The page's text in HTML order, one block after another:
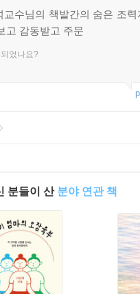
교수님의 책발간의 숨은 조
고 감동받고 주문
었나요?
분들이 산 분야 연관 책